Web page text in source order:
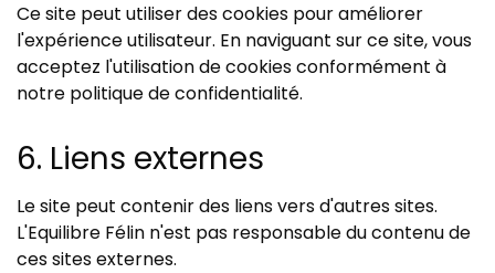
Ce site peut utiliser des cookies pour améliorer
l'expérience utilisateur. En naviguant sur ce site, vous
acceptez l'utilisation de cookies conformément à
notre politique de confidentialité.
6. Liens externes
Le site peut contenir des liens vers d'autres sites.
L'Equilibre Félin n'est pas responsable du contenu de
ces sites externes.